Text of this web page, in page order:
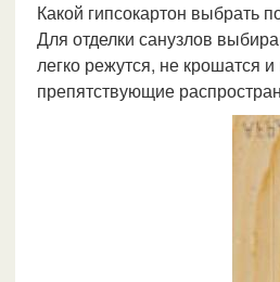
Какой гипсокартон выбрать
Для отделки санузлов
легко режутся, не крошатся
препятствующие